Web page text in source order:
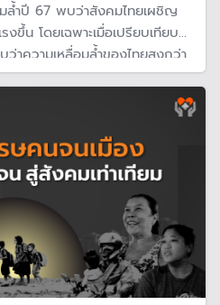
ล้ำปี 67 พบว่าสังคมไทยเผชิญ
ขึ้น โดยเฉพาะเมื่อเปรียบเทียบ
าความเหลื่อมล้ำของไทยสูงกว่า
ว่าจะเปรียบเทียบกับประเทศที่มี
ราย่ำแย่กว่าเพื่อน